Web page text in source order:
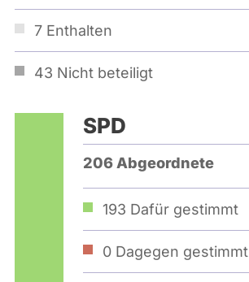
7 Enthalten
43 Nicht beteiligt
SPD
206 Abgeordnete
193 Dafür gestimmt
0 Dagegen gestimmt